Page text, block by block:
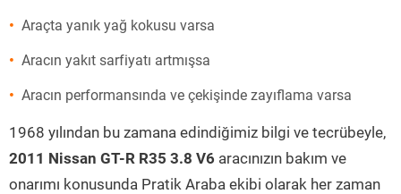
Araçta yanık yağ kokusu varsa
Aracın yakıt sarfiyatı artmışsa
Aracın performansında ve çekişinde zayıflama varsa
1968 yılından bu zamana edindiğimiz bilgi ve tecrübeyle,
2011 Nissan GT-R R35 3.8 V6 aracınızın bakım ve
onarımı konusunda Pratik Araba ekibi olarak her zaman